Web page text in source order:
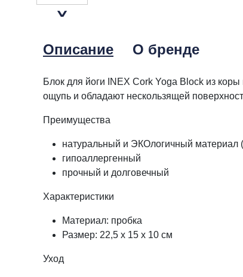
Описание О бренде
Блок для йоги INEX Cork Yoga Block из
ощупь и обладают нескользящей
Преимущества
натуральный и ЭКОлогичный материал
гипоаллергенный
прочный и долговечный
Характеристики
Материал: пробка
Размер: 22,5 х 15 х 10 см
Уход